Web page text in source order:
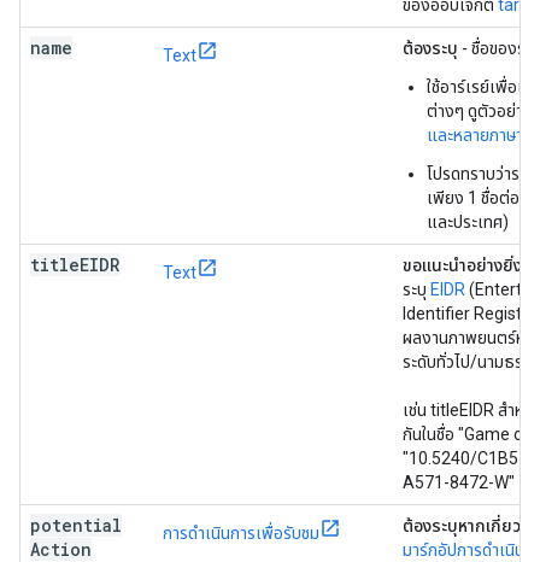
ของออบเจ็กต์
name Text ต้องระบุ - ชื่อของรา
ใช้อาร์เรย์เพื่อแ
ต่างๆ ดูตัวอย่าง
และหลายภาษา
โปรดทราบว่าระ
เพียง 1 ชื่อต่อภา
และประเทศ)
titleEIDR Text ขอแนะนำอย่างยิ่ง
ระบุ EIDR
Identifier
ผลงานภาพยนตร์หรื
ระดับทั่วไป/นามธรร
เช่น titleEIDR สำห
กันในชื่อ "Game of
"10.5240/C1B5-
A571-8472-W"
potential
Action
การดำเนินการเพื่อรับชม
ต้องระบุหากเกี่ยวข้
มาร์กอัปการดำเนินก